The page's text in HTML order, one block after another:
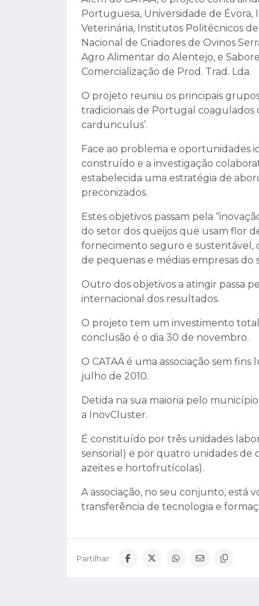
Portuguesa, Universidade de
Veterinária, Institutos Politécnicos de
Nacional de Criadores de Ovinos
Agro Alimentar do Alentejo, e
Comercialização de Prod. Trad. Lda.
O projeto reuniu os principais
tradicionais de Portugal coagulados
cardunculus’.
Face ao problema e oportunidades
construído e a investigação
estabelecida uma estratégia de
preconizados.
Estes objetivos passam pela
do setor dos queijos que usam flor
fornecimento seguro e sustentável,
de pequenas e médias empresas do
Outro dos objetivos a atingir passa
internacional dos resultados.
O projeto tem um investimento
conclusão é o dia 30 de novembro.
O CATAA é uma associação sem
julho de 2010.
Detida na sua maioria pelo
a InovCluster.
É constituído por três unidades
sensorial) e por quatro unidades de
azeites e hortofrutícolas).
A associação, no seu conjunto, está
transferência de tecnologia e
Partilhar: